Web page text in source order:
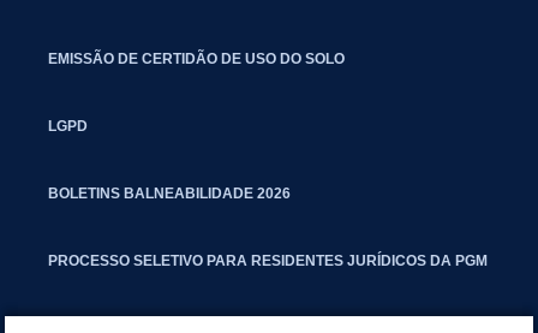
EMISSÃO DE CERTIDÃO DE USO DO SOLO
LGPD
BOLETINS BALNEABILIDADE 2026
PROCESSO SELETIVO PARA RESIDENTES JURÍDICOS DA PGM